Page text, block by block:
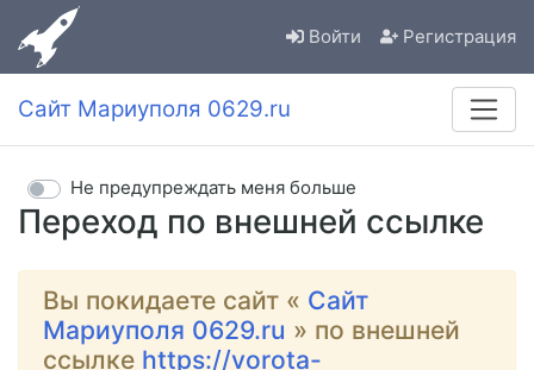
Войти Регистрация
Сайт Мариуполя 0629.ru
Переход по внешней ссылке
Не предупреждать меня больше
Вы покидаете сайт « Сайт
Мариуполя 0629.ru » по внешней
ссылке https://vorota-